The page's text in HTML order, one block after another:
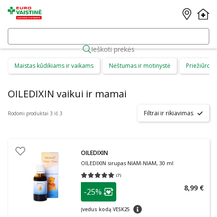
Ieškoti prekės
Maistas kūdikiams ir vaikams Nėštumas ir motinystė Priežiūros
OILEDIXIN vaikui ir mamai
Rodomi produktai 3 iš 3 Filtrai ir rikiavimas
OILEDIXIN
OILEDIXIN sirupas NIAM-NIAM, 30 ml
(7)
Vidutinis įvertinimas 5.00
patarimas
Lojalumo klubo narių nuolaida
-25%
Įvedus kodą VESK25 patarimas
8,99 €